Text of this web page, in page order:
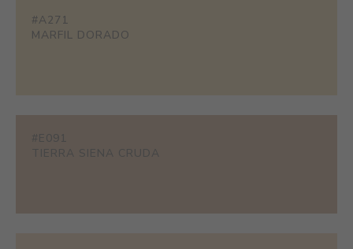
#A271
MARFIL DORADO
#E091
TIERRA SIENA CRUDA